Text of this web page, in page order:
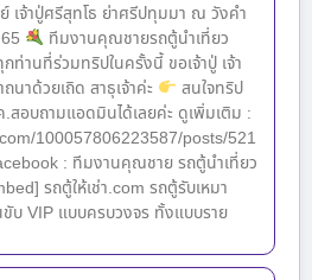
เจ้าปู่ศรีสุทโธ ย่าศรีปทุมมา ณ วังคำ
ทีมงานคุณชายรถตู้นำเที่ยว
านที่ร่วมทริปในครั้งนี้ ขอเจ้าปู่ เจ้า
นาด้วยเถิด สาธุเจ้าค่ะ
สนใจทริป
สอบถามแอดมินได้เลยค่ะ ดูเพิ่มเติม :
100057806223587/posts/521
: ทีมงานคุณชาย รถตู้นำเที่ยว
รถตู้ให้เช่า.com รถตู้รับเหมา
บ VIP แบบครบวงจร ทั้งแบบราย